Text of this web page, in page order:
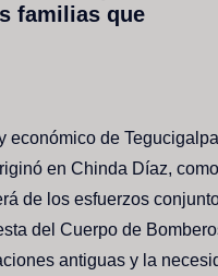
familias que
económico de
en Chinda Díaz, como
de los esfuerzos
del Cuerpo de
antiguas y la